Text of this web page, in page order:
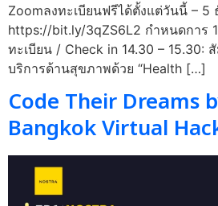
Zoomลงทะเบียนฟรีได้ตั้งแต่วันนี้ –
https://bit.ly/3qZS6L2 กำหนดการ
ทะเบียน / Check in 14.30 – 15.30:
บริการด้านสุขภาพด้วย “Health […]
Code Their Dreams
Bangkok Virtual